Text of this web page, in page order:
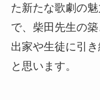
た新たな歌劇の
で、柴田先生の
出家や生徒に引
と思います。